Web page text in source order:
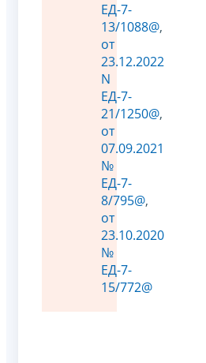
ЕД-7-
13/1088@,
от
23.12.2022
N
ЕД-7-
21/1250@,
от
07.09.2021
№
ЕД-7-
8/795@,
от
23.10.2020
№
ЕД-7-
15/772@